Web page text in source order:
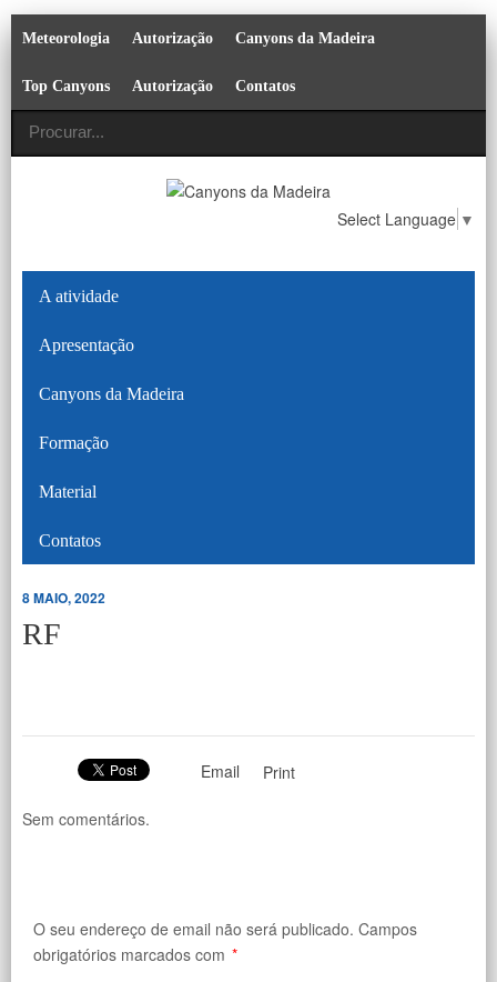
Meteorologia Autorização Canyons da Madeira
Top Canyons Autorização Contatos
Select Language ▼
A atividade
Apresentação
Canyons da Madeira
Formação
Material
Contatos
8 MAIO, 2022
RF
Email Print
Sem comentários.
O seu endereço de email não será publicado. Campos
obrigatórios marcados com *